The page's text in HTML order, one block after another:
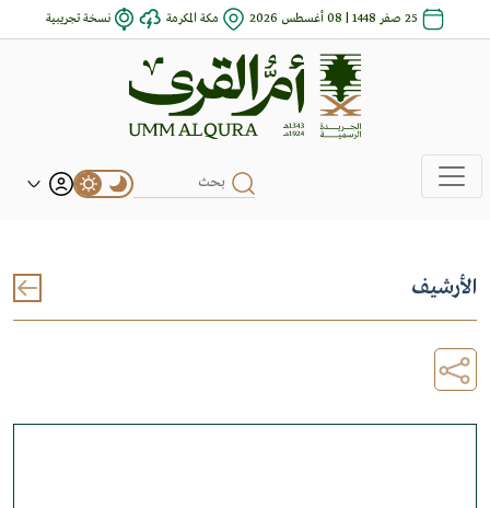
25 صفر 1448 | 08 أغسطس 2026 مكة المكرمة نسخة تجريبية
الأرشيف